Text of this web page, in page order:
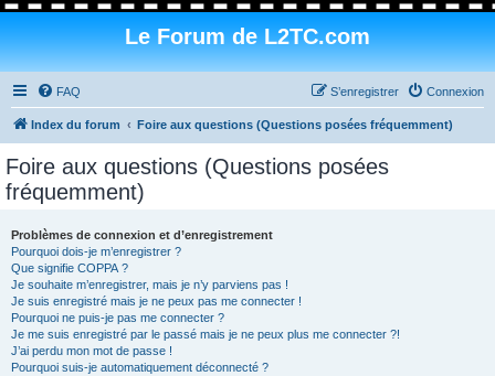
Le Forum de L2TC.com
FAQ Connexion
S’enregistrer
Index du forum Foire aux questions (Questions posées fréquemment)
Foire aux questions (Questions posées
fréquemment)
Problèmes de connexion et d’enregistrement
Pourquoi dois-je m’enregistrer ?
Que signifie COPPA ?
Je souhaite m’enregistrer, mais je n’y parviens pas !
Je suis enregistré mais je ne peux pas me connecter !
Pourquoi ne puis-je pas me connecter ?
Je me suis enregistré par le passé mais je ne peux plus me connecter ?!
J’ai perdu mon mot de passe !
Pourquoi suis-je automatiquement déconnecté ?